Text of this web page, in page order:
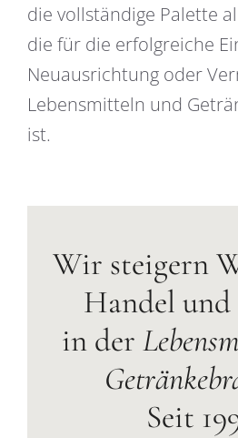
die vollständige Palette
die für die erfolgreiche
Neuausrichtung oder
Lebensmitteln und
ist.
Wir steigern
Handel
in der
Seit